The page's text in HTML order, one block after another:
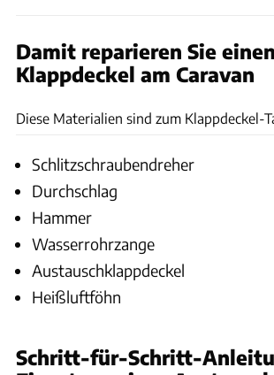
Damit reparieren Sie einen
Klappdeckel am Caravan
Diese Materialien sind zum Klappdeckel-
Schlitzschraubendreher
Durchschlag
Hammer
Wasserrohrzange
Austauschklappdeckel
Heißluftföhn
Schritt-für-Schritt-